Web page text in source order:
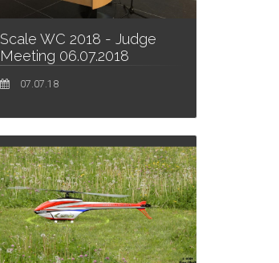
Scale WC 2018 - Judge
Meeting 06.07.2018
07.07.18